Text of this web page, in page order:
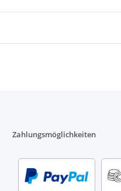
Zahlungsmöglichkeiten